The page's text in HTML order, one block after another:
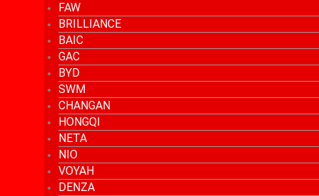
FAW
BRILLIANCE
BAIC
GAC
BYD
SWM
CHANGAN
HONGQI
NETA
NIO
VOYAH
DENZA